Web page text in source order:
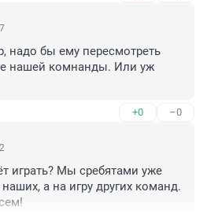
надо бы ему пересмотреть
нашей комнанды. Или уж
+0 –0
играть? Мы сребятами уже
а на игру других команд.